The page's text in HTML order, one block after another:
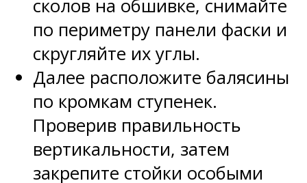
сколов на обшивке, снимайте
по периметру панели фаски и
скругляйте их углы.
Далее расположите балясины
по кромкам ступенек.
Проверив правильность
вертикальности, затем
закрепите стойки особыми